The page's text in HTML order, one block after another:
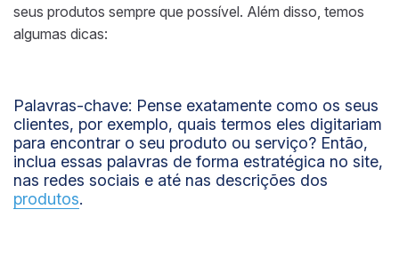
seus produtos sempre que possível. Além disso, temos
algumas dicas:
Palavras-chave: Pense exatamente como os seus
clientes, por exemplo, quais termos eles digitariam
para encontrar o seu produto ou serviço? Então,
inclua essas palavras de forma estratégica no site,
nas redes sociais e até nas descrições dos
produtos.